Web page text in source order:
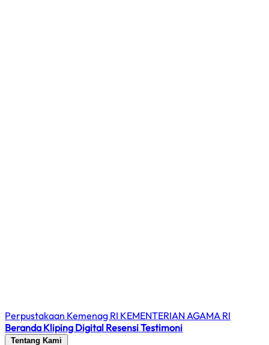
Perpustakaan Kemenag RI KEMENTERIAN AGAMA RI
Beranda Kliping Digital ResensiTestimoni
Tentang Kami